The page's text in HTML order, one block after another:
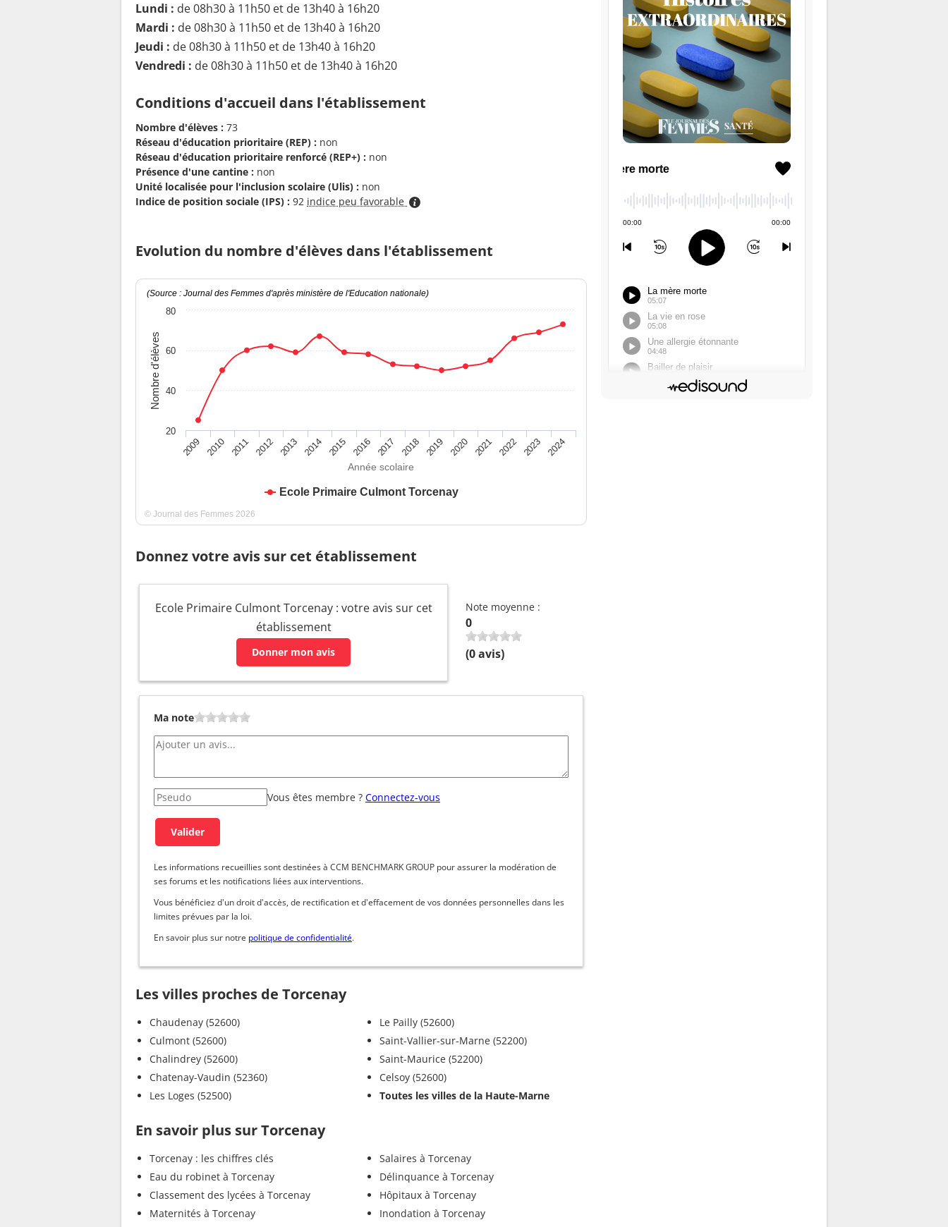
Lundi : de 08h30 à 11h50 et de 13h40 à 16h20
Mardi : de 08h30 à 11h50 et de 13h40 à 16h20
Jeudi : de 08h30 à 11h50 et de 13h40 à 16h20
Vendredi : de 08h30 à 11h50 et de 13h40 à 16h20
Conditions d'accueil dans l'établissement
Nombre d'élèves : 73
Réseau d'éducation prioritaire (REP) : non
Réseau d'éducation prioritaire renforcé (REP+) : non
Présence d'une cantine : non
Unité localisée pour l'inclusion scolaire (Ulis) : non
Indice de position sociale (IPS) : 92 indice peu favorable
Evolution du nombre d'élèves dans l'établissement
Année scolaire
Nombre d'élèves
(Source : Journal des Femmes d'après ministère de l'Education nationale)
Ecole Primaire Culmont Torcenay
2009 2010 2011 2012 2013 2014 2015 2016 2017 2018 2019 2020 2021 2022 2023 2024
20
40
60
80
© Journal des Femmes 2026
Donnez votre avis sur cet établissement
Ecole Primaire Culmont Torcenay : votre avis sur cet
établissement
Donner mon avis
Note moyenne :
0
(0avis)
Ma note
Vous êtes membre ? Connectez-vous
Les informations recueillies sont destinées à CCM BENCHMARK GROUP pour assurer la modération de
ses forums et les notifications liées aux interventions.
Vous bénéficiez d'un droit d'accès, de rectification et d'effacement de vos données personnelles dans les
limites prévues par la loi.
En savoir plus sur notre politique de confidentialité.
Les villes proches de Torcenay
Chaudenay (52600)
Culmont (52600)
Chalindrey (52600)
Chatenay-Vaudin (52360)
Les Loges (52500)
Le Pailly (52600)
Saint-Vallier-sur-Marne (52200)
Saint-Maurice (52200)
Celsoy (52600)
Toutes les villes de la Haute-Marne
En savoir plus sur Torcenay
Torcenay : les chiffres clés
Eau du robinet à Torcenay
Classement des lycées à Torcenay
Maternités à Torcenay
Salaires à Torcenay
Délinquance à Torcenay
Hôpitaux à Torcenay
Inondation à Torcenay